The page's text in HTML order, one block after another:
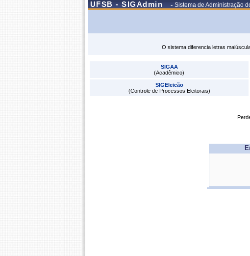
UFSB - SIGAdmin - Sistema de Administração
O sistema diferencia letras
SIGAA
(Acadêmico)
SIGEleicão
(Controle de Processos Eleitorais)